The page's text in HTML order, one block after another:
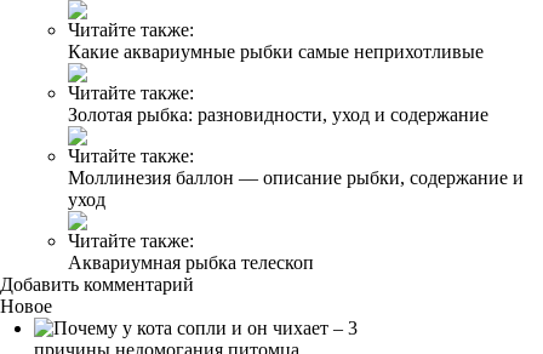
Читайте также:
Какие аквариумные рыбки самые неприхотливые
Читайте также:
Золотая рыбка: разновидности, уход и содержание
Читайте также:
Моллинезия баллон — описание рыбки, содержание и
уход
Читайте также:
Аквариумная рыбка телескоп
Добавить комментарий
Новое